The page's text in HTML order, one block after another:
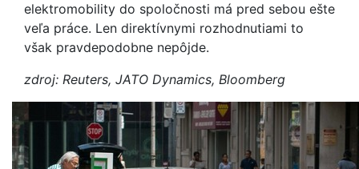
elektromobility do spoločnosti má pred sebou ešte
veľa práce. Len direktívnymi rozhodnutiami to
však pravdepodobne nepôjde.
zdroj: Reuters, JATO Dynamics, Bloomberg